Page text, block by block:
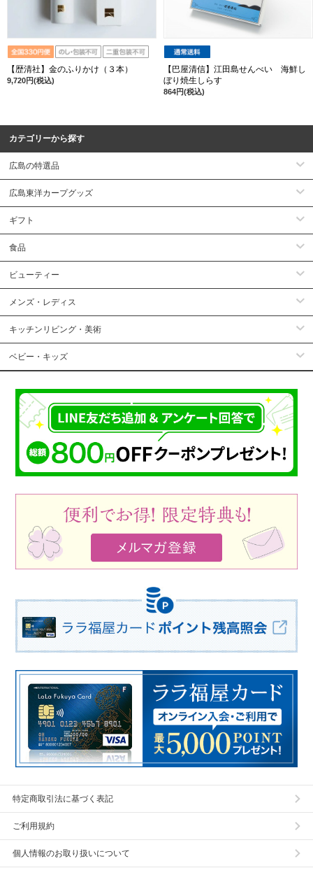
【歴清社】金のふりかけ（３本）
9,720円(税込)
【巴屋清信】江田島せんべい 海鮮し
ぼり焼生しらす
864円(税込)
カテゴリーから探す
広島の特選品
広島東洋カープグッズ
ギフト
食品
ビューティー
メンズ・レディス
キッチンリビング・美術
ベビー・キッズ
特定商取引法に基づく表記
ご利用規約
個人情報のお取り扱いについて